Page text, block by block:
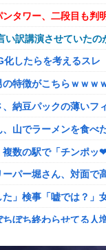
地震直撃やばすぎる
！と文句たらたらだ
ークははがねのつる
本に良い印象」の韓
手「どう考えても調
趣旨が一貫してない
、地震発生から6時
んのママ、限界を迎
正論「エアコンスプ
ばあちゃんをいじめ
ンタワー、二段目も判
い訳講演させていた
化したらを考えるスレ
の特徴がこちらｗｗｗ
納豆パックの薄いフ
、山でラーメンを食べ
複数の駅で「チンポ
ーパー堀さん、対面で
」検事「嘘では？」
ちぼち終わらせてる